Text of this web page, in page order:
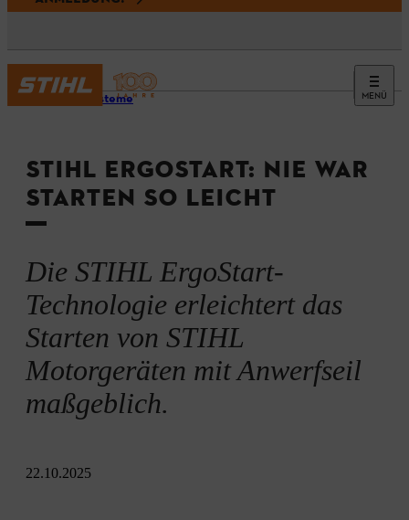
MENÜ
Startsysteme
STIHL ERGOSTART: NIE WAR
STARTEN SO LEICHT
Die STIHL ErgoStart-
Technologie erleichtert das
Starten von STIHL
Motorgeräten mit Anwerfseil
maßgeblich.
22.10.2025